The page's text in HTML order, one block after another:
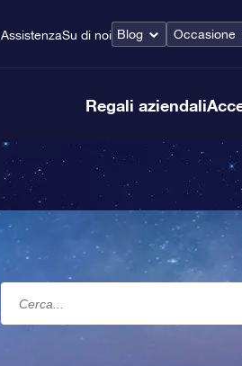
AssistenzaSu di noi Blog Occasione
Regali aziendali